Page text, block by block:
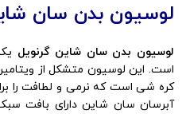
لوسیون بدن سان
لوسیون بدن سان شاین گرنویل
کره شی است که نرمی و لطافت را
آبرسان سان شاین دارای بافت